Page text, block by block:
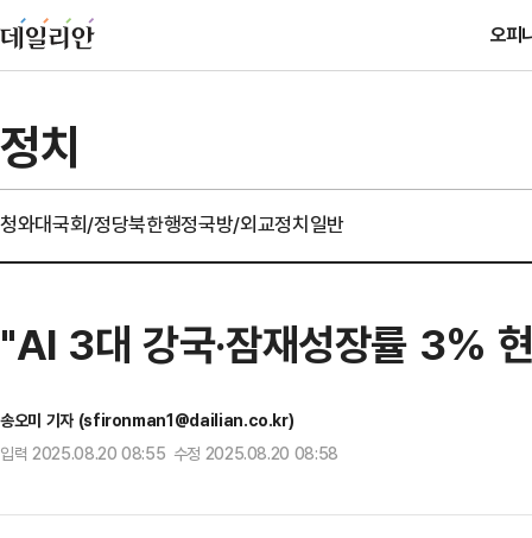
오피
정치
청와대국회/정당북한행정국방/외교정치일반
"AI 3대 강국·잠재성장률 3%
송오미 기자 (sfironman1@dailian.co.kr)
입력 2025.08.20 08:55 수정 2025.08.20 08:58